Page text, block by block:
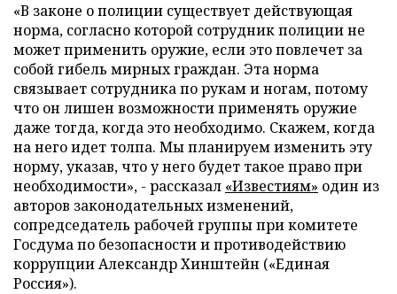
«В законе о полиции существует действующая
норма, согласно которой сотрудник полиции не
может применить оружие, если это повлечет за
собой гибель мирных граждан. Эта норма
связывает сотрудника по рукам и ногам, потому
что он лишен возможности применять оружие
даже тогда, когда это необходимо. Скажем, когда
на него идет толпа. Мы планируем изменить эту
норму, указав, что у него будет такое право при
необходимости», - рассказал «Известиям» один из
авторов законодательных изменений,
сопредседатель рабочей группы при комитете
Госдума по безопасности и противодействию
коррупции Александр Хинштейн («Единая
Россия»).